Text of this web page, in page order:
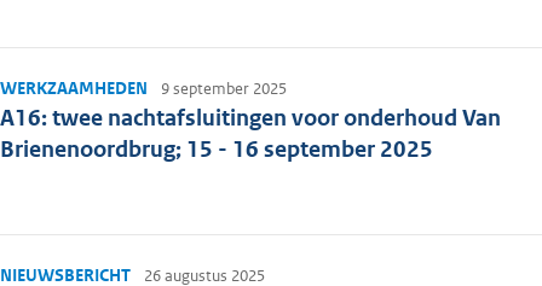
A16: twee nachtafsluitingen voor onderhoud Van
Brienenoordbrug; 15 - 16 september 2025
WERKZAAMHEDEN 9 september 2025
NIEUWSBERICHT 26 augustus 2025